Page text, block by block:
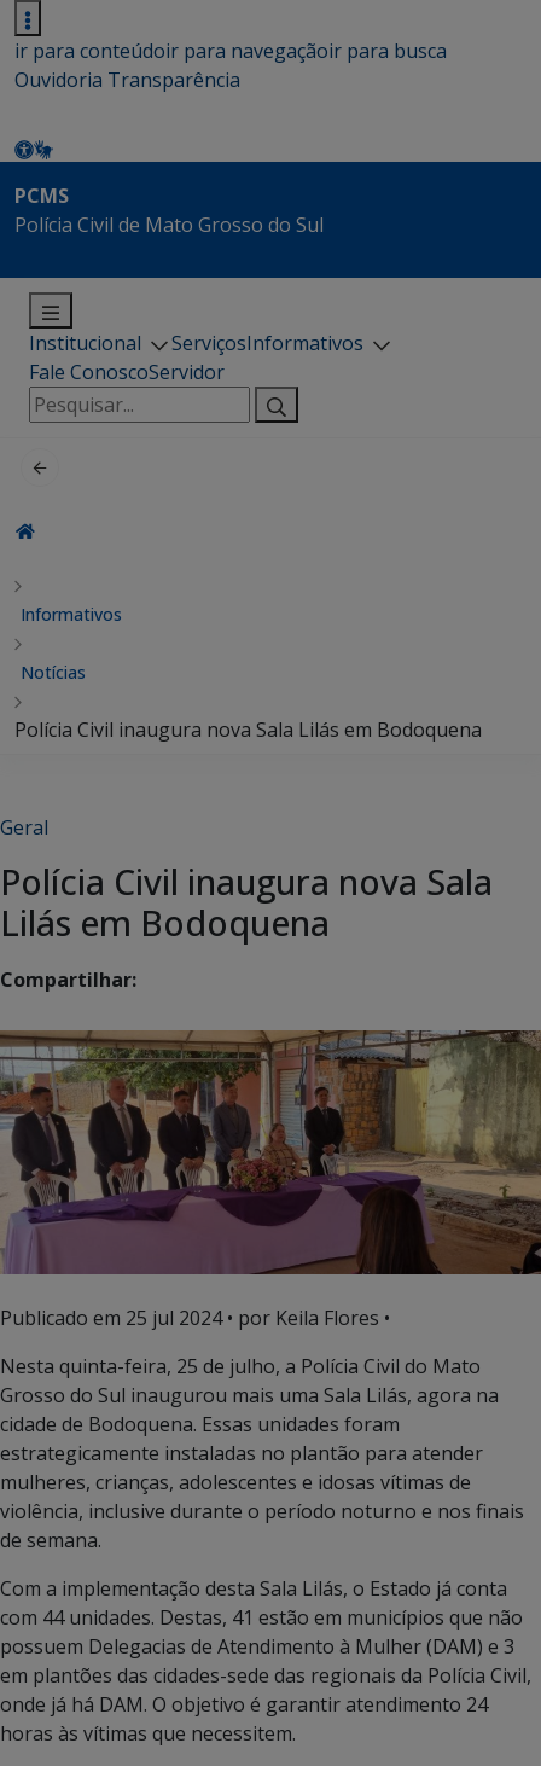
ir para conteúdoir para navegaçãoir para busca
Ouvidoria Transparência
PCMS
Polícia Civil de Mato Grosso do Sul
Institucional ServiçosInformativos
Fale ConoscoServidor
Pesquisar
por:
Informativos
Notícias
Polícia Civil inaugura nova Sala Lilás em Bodoquena
Geral
Polícia Civil inaugura nova Sala
Lilás em Bodoquena
Compartilhar:
Publicado em 25 jul 2024• por Keila Flores •
Nesta quinta-feira, 25 de julho, a Polícia Civil do Mato
Grosso do Sul inaugurou mais uma Sala Lilás, agora na
cidade de Bodoquena. Essas unidades foram
estrategicamente instaladas no plantão para atender
mulheres, crianças, adolescentes e idosas vítimas de
violência, inclusive durante o período noturno e nos finais
de semana.
Com a implementação desta Sala Lilás, o Estado já conta
com 44 unidades. Destas, 41 estão em municípios que não
possuem Delegacias de Atendimento à Mulher (DAM) e 3
em plantões das cidades-sede das regionais da Polícia Civil,
onde já há DAM. O objetivo é garantir atendimento 24
horas às vítimas que necessitem.